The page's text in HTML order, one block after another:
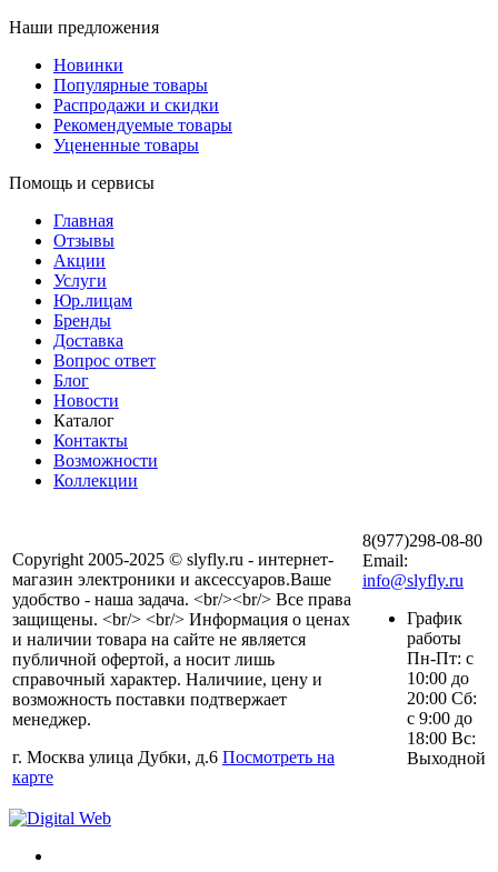
Наши предложения
Новинки
Популярные товары
Распродажи и скидки
Рекомендуемые товары
Уцененные товары
Помощь и сервисы
Главная
Отзывы
Акции
Услуги
Юр.лицам
Бренды
Доставка
Вопрос ответ
Блог
Новости
Каталог
Контакты
Возможности
Коллекции
Copyright 2005-2025 © slyfly.ru - интернет-
магазин электроники и аксессуаров.Ваше
удобство - наша задача. <br/><br/> Все права
защищены. <br/> <br/> Информация о ценах
и наличии товара на сайте не является
публичной офертой, а носит лишь
справочный характер. Наличиие, цену и
возможность поставки подтвержает
менеджер.
г. Москва улица Дубки, д.6 Посмотреть на
карте
8(977)298-08-80
Email:
info@slyfly.ru
График
работы
Пн-Пт: с
10:00 до
20:00 Сб:
с 9:00 до
18:00 Вс:
Выходной